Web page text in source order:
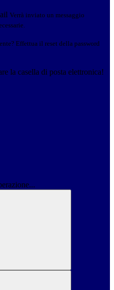
Verrà inviato un messaggio
Effettua il reset della password
la casella di posta elettronica!